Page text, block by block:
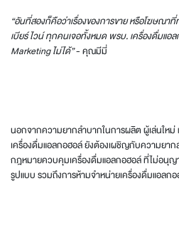
“อันที่สองก็คือว่าเรื่องของการขาย หรือโฆษณา
เบียร์ ไวน์ ทุกคนเจอทั้งหมด พรบ. เครื่องดื่มแอ
Marketing ไม่ได้”- คุณมีมี่
นอกจากความยากลำบากในการผลิต ผู้เล่นใหม่
เครื่องดื่มแอลกอฮอล์ ยังต้องเผชิญกับความยาก
กฎหมายควบคุมเครื่องดื่มแอลกอฮอล์ ที่ไม่อนุญ
รูปแบบ รวมถึงการห้ามจำหน่ายเครื่องดื่มแอลก